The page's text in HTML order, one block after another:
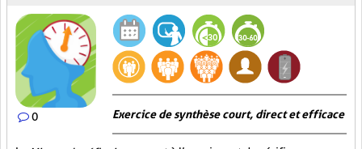
0 Exercice de synthèse court, direct et efficace